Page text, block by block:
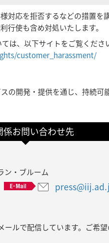
対応を拒否するなどの措置を
行使も含め対処いたします。
は、以下サイトをご覧くださ
customer_harassment/
開発・提供を通じ、持続可
係お問い合わせ先
・ブルーム
ルで配信しています。ご希